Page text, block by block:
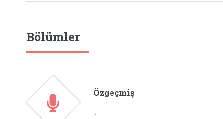
Bölümler
Özgeçmiş
...